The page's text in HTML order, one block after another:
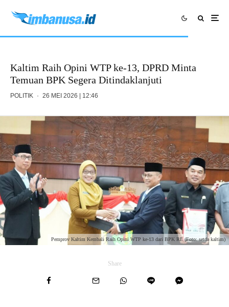
Kaltim Raih Opini WTP ke-13, DPRD Minta
Temuan BPK Segera Ditindaklanjuti
POLITIK · 26 MEI 2026 | 12:46
Pemprov Kaltim Kembali Raih Opini WTP ke-13 dari BPK RI. (Foto: setda kaltim)
Share